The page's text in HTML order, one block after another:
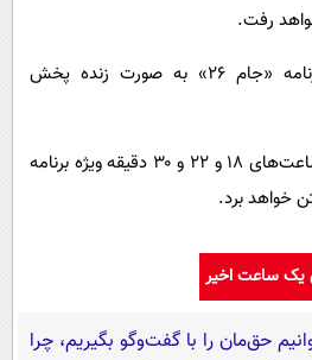
رفت.
تمامی این مسابقات از برنامه «جام ۲۶» به صورت زنده پخش
شبکه ورزش سیما هم در ساعت‌های ۱۸ و ۲۲ و ۳۰ دقیقه ویژه برنامه
خواهد برد.
یک ساعت اخیر
حق‌مان را با گفت‌وگو بگیریم، چرا